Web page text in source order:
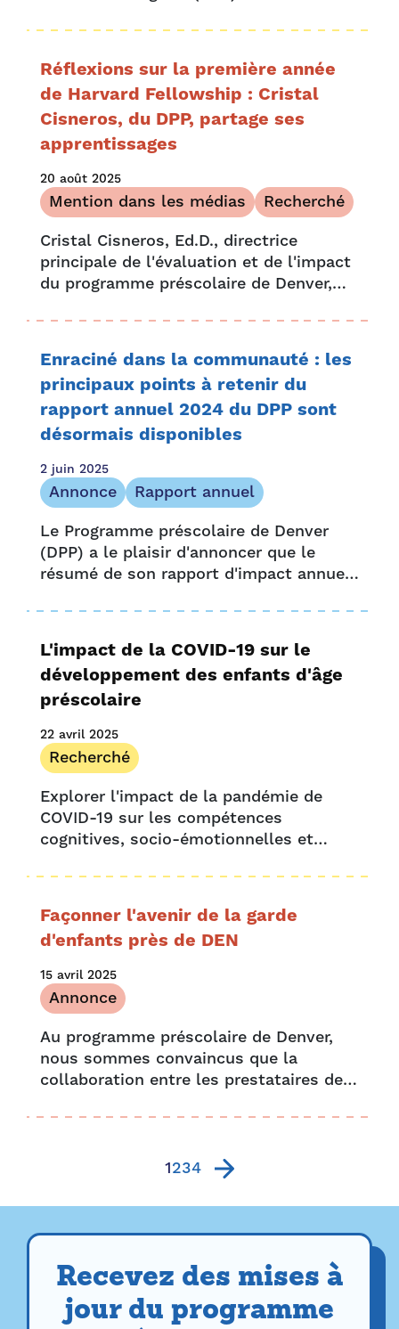
absents ou de redoubler en cinquième
année, selon une étude compilée dans
le...
Réflexions sur la première année
de Harvard Fellowship : Cristal
Cisneros, du DPP, partage ses
apprentissages
20 août 2025
Mention dans les médias
Recherché
Cristal Cisneros, Ed.D., directrice
principale de l'évaluation et de l'impact
du programme préscolaire de Denver,
participent au projet Strategic Data
Research du Harvard's Center for
Education Policy Research...
Enraciné dans la communauté : les
principaux points à retenir du
rapport annuel 2024 du DPP sont
désormais disponibles
2 juin 2025
Annonce
Rapport annuel
Le Programme préscolaire de Denver
(DPP) a le plaisir d'annoncer que le
résumé de son rapport d'impact annuel
site web. Ce résumé abrégé, accessible
en ligne, offre un aperçu…
L'impact de la COVID-19 sur le
développement des enfants d'âge
préscolaire
22 avril 2025
Recherché
Explorer l'impact de la pandémie de
COVID-19 sur les compétences
cognitives, socio-émotionnelles et
La pandémie de COVID-19 a entraîné la
fermeture de la grande majorité des
écoles...
Façonner l'avenir de la garde
d'enfants près de DEN
15 avril 2025
Annonce
Au programme préscolaire de Denver,
nous sommes convaincus que la
collaboration entre les prestataires de
membres de la communauté permet de
véritablement aux besoins des familles
ravis…
1234
Recevez des mises à
jour du programme